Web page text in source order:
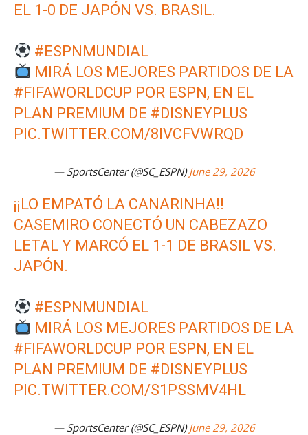
EL 1-0 DE JAPÓN VS. BRASIL.
#ESPNMUNDIAL
MIRÁ LOS MEJORES PARTIDOS DE LA
#FIFAWORLDCUP POR ESPN, EN EL
PLAN PREMIUM DE #DISNEYPLUS
PIC.TWITTER.COM/8IVCFVWRQD
— SportsCenter (@SC_ESPN)June 29, 2026
¡¡LO EMPATÓ LA CANARINHA!!
CASEMIRO CONECTÓ UN CABEZAZO
LETAL Y MARCÓ EL 1-1 DE BRASIL VS.
JAPÓN.
#ESPNMUNDIAL
MIRÁ LOS MEJORES PARTIDOS DE LA
#FIFAWORLDCUP POR ESPN, EN EL
PLAN PREMIUM DE #DISNEYPLUS
PIC.TWITTER.COM/S1PSSMV4HL
— SportsCenter (@SC_ESPN)June 29, 2026